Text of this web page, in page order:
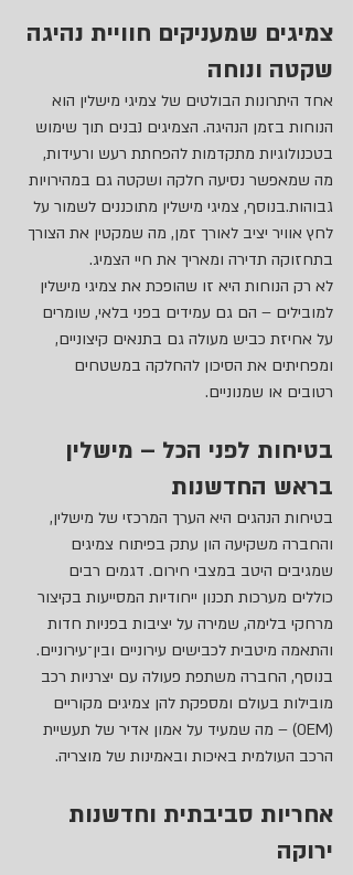
צמיגים שמעניקים חוויית נהיגה
שקטה ונוחה
אחד היתרונות הבולטים של צמיגי מישלין הוא
הנוחות בזמן הנהיגה. הצמיגים נבנים תוך שימוש
בטכנולוגיות מתקדמות להפחתת רעש ורעידות,
מה שמאפשר נסיעה חלקה ושקטה גם במהירויות
גבוהות.בנוסף, צמיגי מישלין מתוכננים לשמור על
לחץ אוויר יציב לאורך זמן, מה שמקטין את הצורך
בתחזוקה תדירה ומאריך את חיי הצמיג.
לא רק הנוחות היא זו שהופכת את צמיגי מישלין
למובילים – הם גם עמידים בפני בלאי, שומרים
על אחיזת כביש מעולה גם בתנאים קיצוניים,
ומפחיתים את הסיכון להחלקה במשטחים
רטובים או שמנוניים.
בטיחות לפני הכל – מישלין
בראש החדשנות
בטיחות הנהגים היא הערך המרכזי של מישלין,
והחברה משקיעה הון עתק בפיתוח צמיגים
שמגיבים היטב במצבי חירום. דגמים רבים
כוללים מערכות תכנון ייחודיות המסייעות בקיצור
מרחקי בלימה, שמירה על יציבות בפניות חדות
והתאמה מיטבית לכבישים עירוניים ובין־עירוניים.
בנוסף, החברה משתפת פעולה עם יצרניות רכב
מובילות בעולם ומספקת להן צמיגים מקוריים
(OEM) – מה שמעיד על אמון אדיר של תעשיית
הרכב העולמית באיכות ובאמינות של מוצריה.
אחריות סביבתית וחדשנות
ירוקה